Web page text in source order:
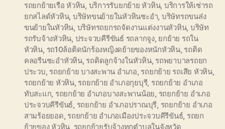
รถยกย้ายเรือ หัวหิน, บริการรับยกย้าย หัวหิน, บริการให้เช่ารถ
ยกสไลด์หัวหิน, บริษัทขนย้ายในหัวหินชะอำ, บริษัทรถขนส่ง
ขนย้ายในหัวหิน, บริษัทรถยกรถจัดงานแต่งงานหัวหิน, บริษัท
รถรับจ้างหัวหิน, ประจวบคีรีขันธ์ รถลากจูง, ยกย้าย รถใน
หัวหิน, รถ10ล้อติดนักร้องหญิงดย้ายของหนักหัวหิน, รถติด
คลอรีนชะอำหัวหิน, รถติดลูกจ้างในหัวหิน, รถพยาบาลรถยก
ประวบ, รถยกย้าย บางสะพาน อำเภอ, รถยกย้าย รถเสีย หัวหิน,
รถยกย้าย หัวหิน, รถยกย้าย อำเภอกุยบุรี, รถยกย้าย อำเภอ
ทับสะแก, รถยกย้าย อำเภอบางสะพานน้อย, รถยกย้าย อำเภอ
ประจวบคีรีขันธ์, รถยกย้าย อำเภอปราณบุรี, รถยกย้าย อำเภอ
สามร้อยยอด, รถยกย้าย อำเภอเมืองประจวบคีรีขันธ์, รถยก
ย้ายของ หัวหิน, รถยกย้ายรับจ้างทุกตำบลในจังหวัด